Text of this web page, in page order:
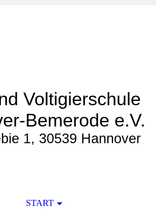
Voltigierschule
Bemerode e.V.
1, 30539 Hannover
START